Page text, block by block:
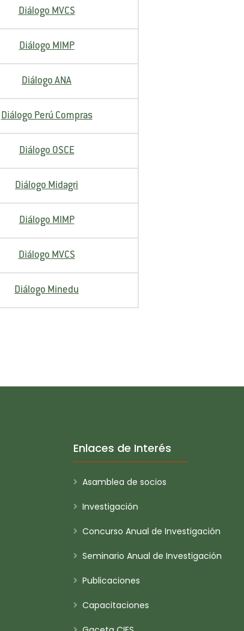
Diálogo MVCS
Diálogo MIMP
Diálogo ANA
Diálogo Perú Compras
Diálogo OSCE
Diálogo Midagri
Diálogo MIMP
Diálogo MVCS
Diálogo Minedu
Enlaces de Interés
Asamblea de socios
Investigación
Concurso Anual de Investigación
Seminario Anual de Investigación
Publicaciones
Capacitaciones